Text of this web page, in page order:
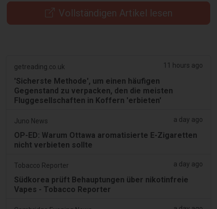
Vollständigen Artikel lesen
getreading.co.uk 11 hours ago
'Sicherste Methode', um einen häufigen
Gegenstand zu verpacken, den die meisten
Fluggesellschaften in Koffern 'erbieten'
Juno News a day ago
OP-ED: Warum Ottawa aromatisierte E-Zigaretten
nicht verbieten sollte
Tobacco Reporter a day ago
Südkorea prüft Behauptungen über nikotinfreie
Vapes - Tobacco Reporter